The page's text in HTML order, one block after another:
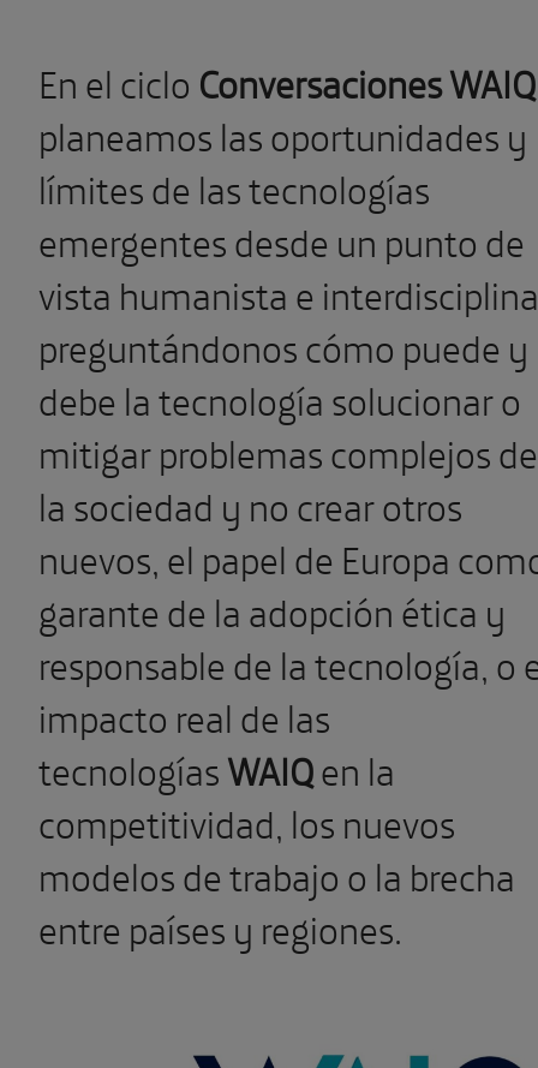
En el ciclo Conversaciones WAIQ
planeamos las oportunidades y
límites de las tecnologías
emergentes desde un punto de
vista humanista e
preguntándonos cómo puede y
debe la tecnología solucionar o
mitigar problemas complejos de
la sociedad y no crear otros
nuevos, el papel de Europa
garante de la adopción ética y
responsable de la tecnología, o
impacto real de las
tecnologíasWAIQen la
competitividad, los nuevos
modelos de trabajo o la brecha
entre países y regiones.